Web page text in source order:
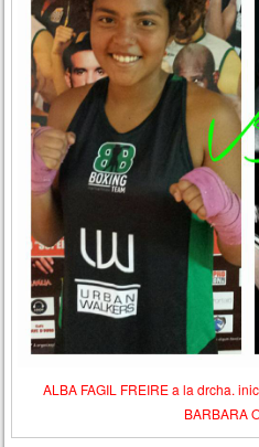
ALBA FAGIL FREIRE a la drcha.
BARBARA